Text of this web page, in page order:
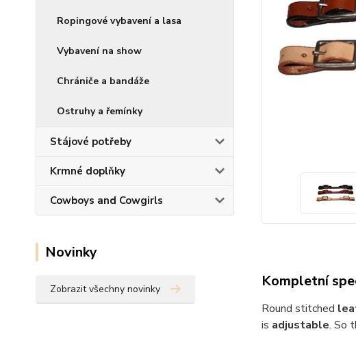
Ropingové vybavení a lasa
Vybavení na show
Chrániče a bandáže
Ostruhy a řemínky
Stájové potřeby
Krmné doplňky
Cowboys and Cowgirls
Novinky
Zobrazit všechny novinky Kompletní
Round stitched
is adjustable. So